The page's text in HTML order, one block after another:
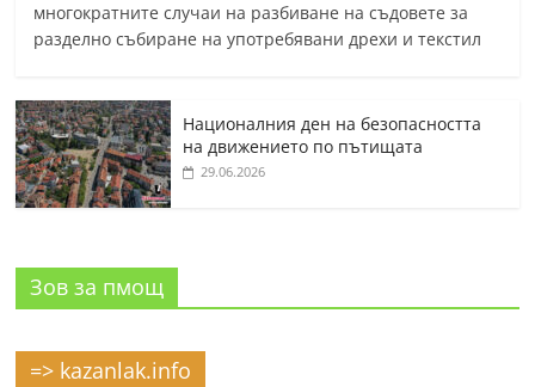
многократните случаи на разбиване на съдовете за
разделно събиране на употребявани дрехи и текстил
Националния ден на безопасността
на движението по пътищата
29.06.2026
Зов за пмощ
=> kazanlak.info